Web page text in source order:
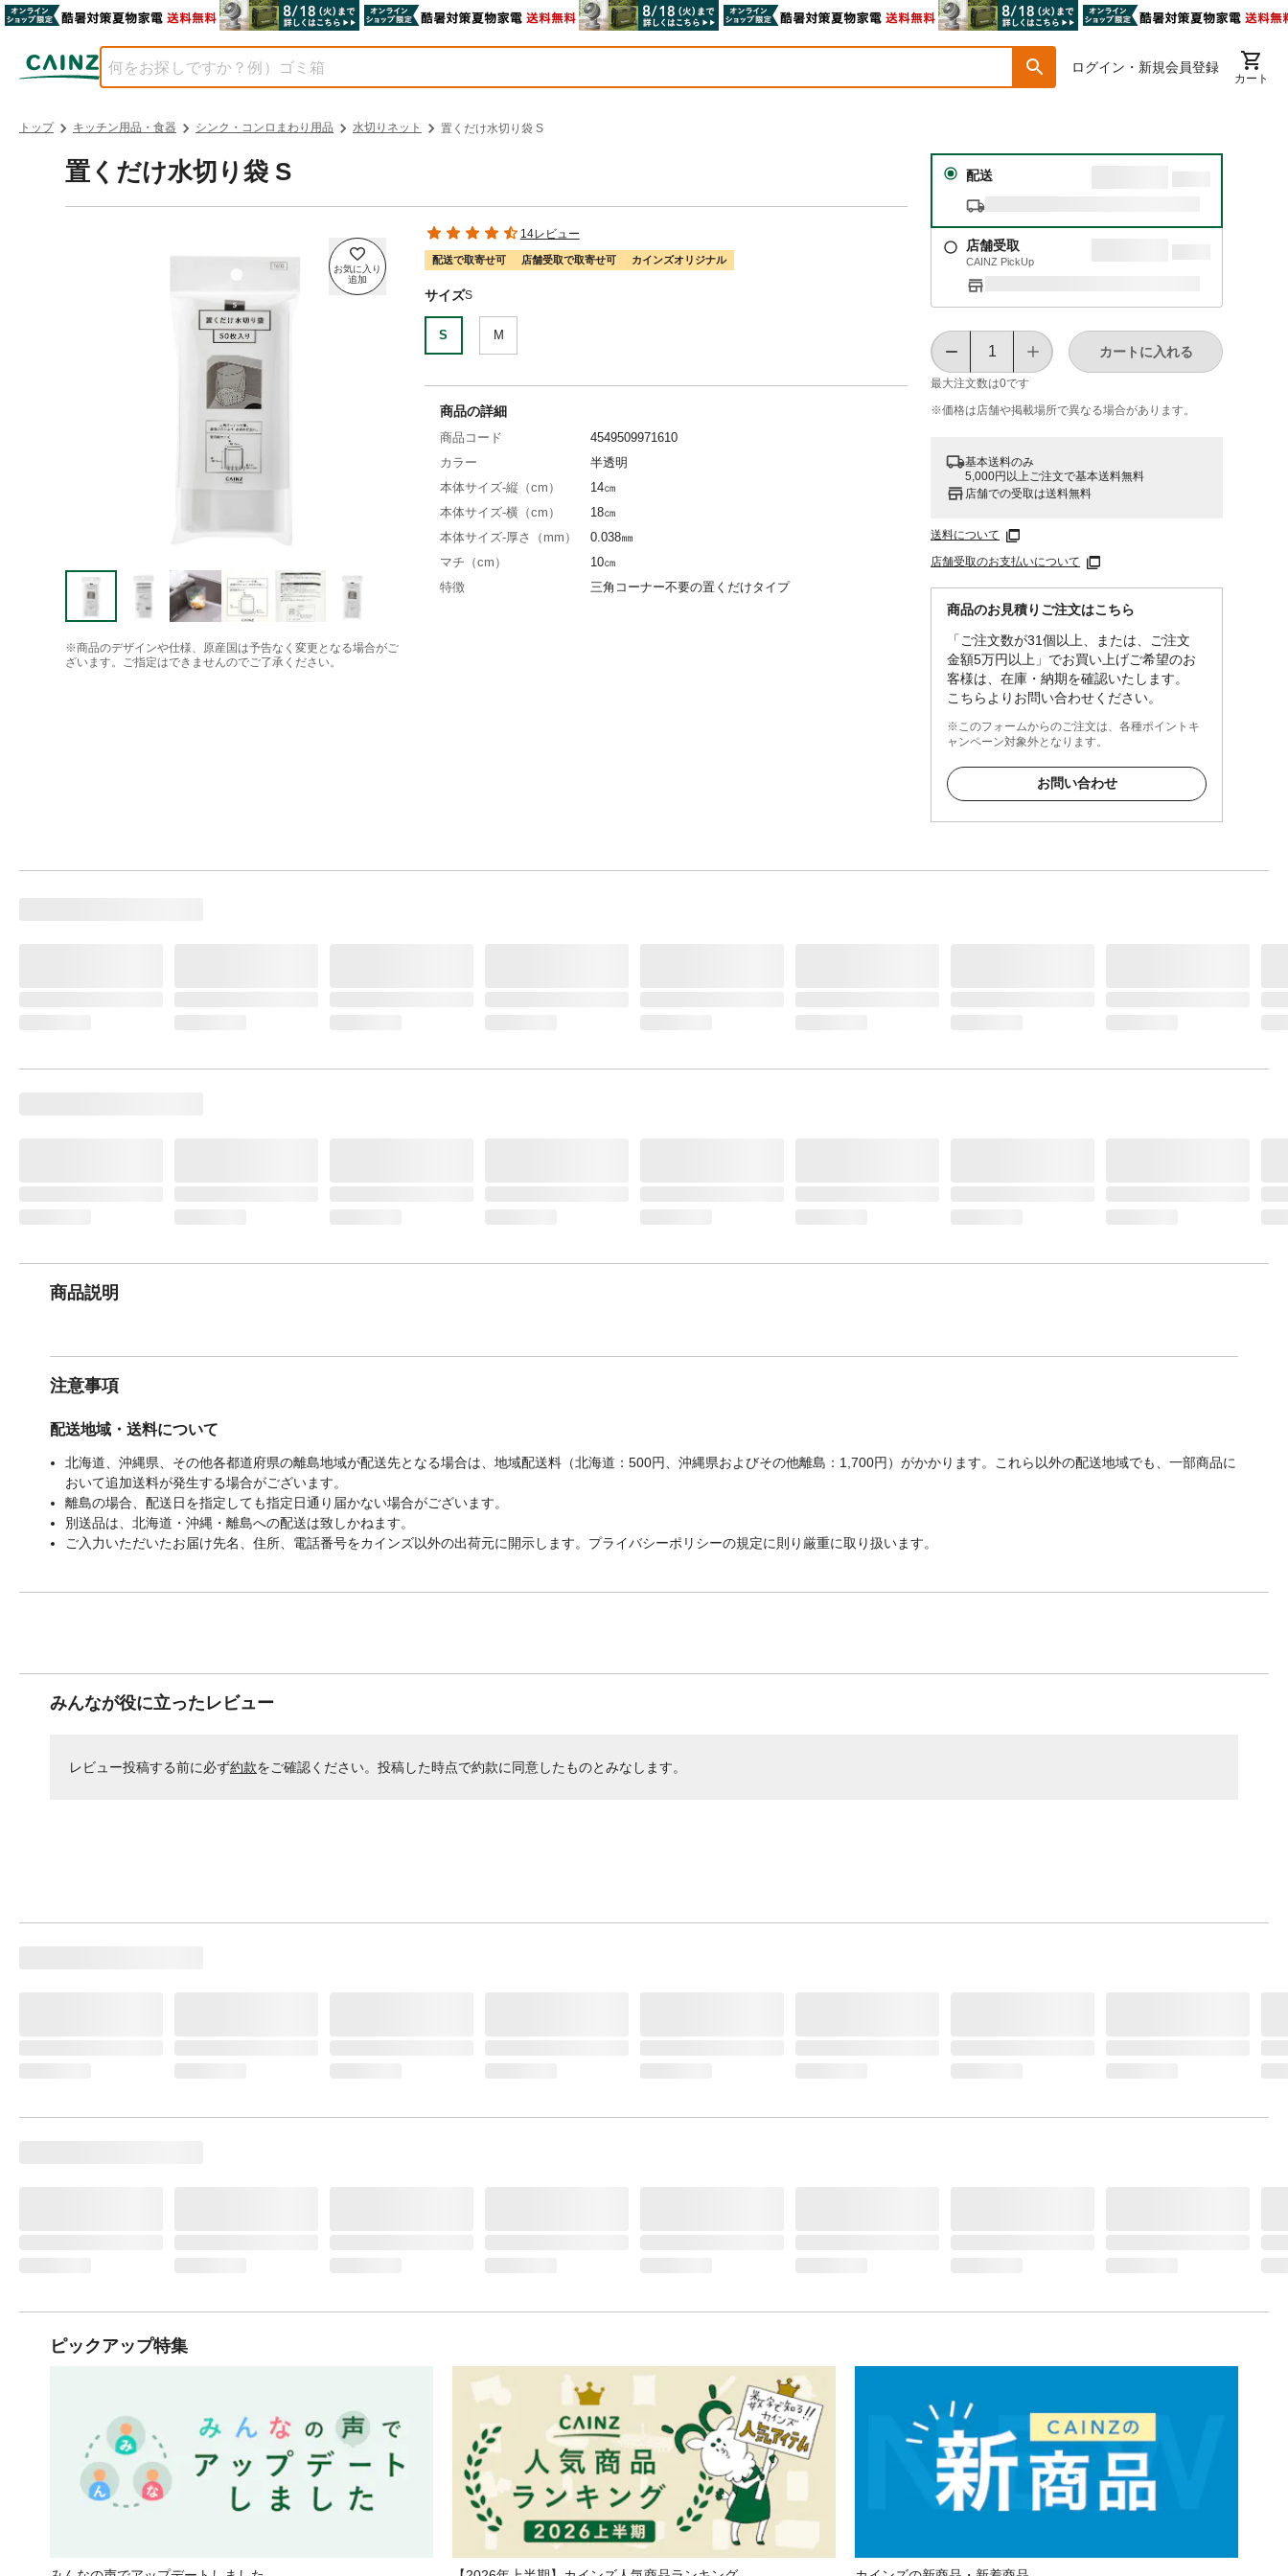
ログイン・新規会員登録
カート
トップ キッチン用品・食器 シンク・コンロまわり用品 水切りネット 置くだけ水切り袋 S
置くだけ水切り袋 S
※商品のデザインや仕様、原産国は予告なく変更となる場合がご
ざいます。ご指定はできませんのでご了承ください。
14レビュー
配送で取寄せ可 店舗受取で取寄せ可 カインズオリジナル
サイズS
S M
配送
店舗受取
CAINZ PickUp
最大注文数は0です
カートに入れる
※価格は​店舗や​掲載場所で​異なる​場合が​あります。
基本送料のみ
5,000円以上ご注文で基本送料無料
店舗での受取は送料無料
送料について
店舗受取のお支払いについて
商品のお見積りご注文はこちら
「ご注文数が31個以上、または、ご注文
金額5万円以上」でお買い上げご希望のお
客様は、在庫・納期を確認いたします。
こちらよりお問い合わせください。
※このフォームからのご注文は、各種ポイントキ
ャンペーン対象外となります。
お問い合わせ
商品の詳細
商品コード
4549509971610
カラー
半透明
本体サイズ-縦（cm）
14㎝
本体サイズ-横（cm）
18㎝
本体サイズ-厚さ（mm）
0.038㎜
マチ（cm）
10㎝
特徴
三角コーナー不要の置くだけタイプ
商品説明
注意事項
配送地域・送料について
北海道、沖縄県、その他各都道府県の離島地域が配送先となる場合は、地域配送料（北海道：500円、沖縄県およびその他離島：1,700円）がかかります。これら以外の配送地域でも、一部商品に
おいて追加送料が発生する場合がございます。
離島の場合、配送日を指定しても指定日通り届かない場合がございます。
別送品は、北海道・沖縄・離島への配送は致しかねます。
ご入力いただいたお届け先名、住所、電話番号をカインズ以外の出荷元に開示します。プライバシーポリシーの規定に則り厳重に取り扱います。
みんなが役に立ったレビュー
レビュー投稿する前に必ず約款をご確認ください。投稿した時点で約款に同意したものとみなします。
ピックアップ特集